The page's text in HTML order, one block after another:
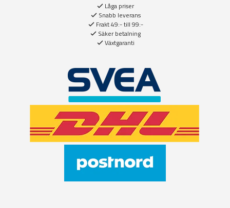
Låga priser
Snabb leverans
Frakt 49:- till 99:-
Säker betalning
Växtgaranti